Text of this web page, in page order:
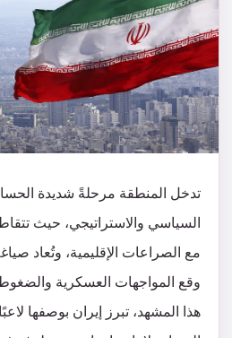
تدخل المنطقة مرحلةً شديدة
السياسي والاستراتيجي، حيث
مع الصراعات الإقليمية، وتُعاد
وقع المواجهات العسكرية
هذا المشهد، تبرز إيران بوصفها